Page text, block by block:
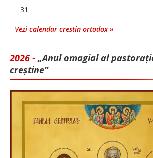
31
Vezi calendar crestin ortodox »
2026 - „Anul omagial al
creștine”